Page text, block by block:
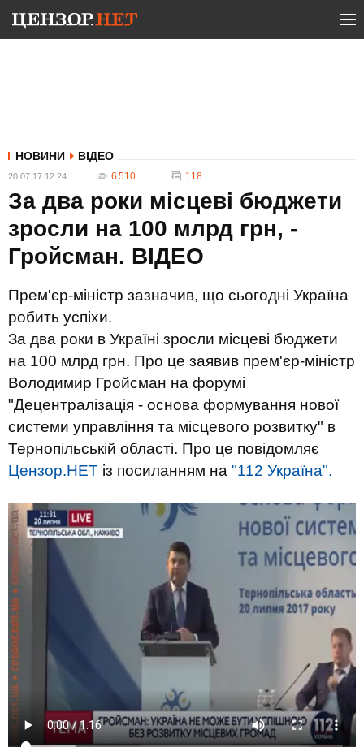
НОВИНИ ВІДЕО
20.07.17 12:24 6 510 118
За два роки місцеві бюджети
зросли на 100 млрд грн, -
Гройсман. ВIДЕО
Прем'єр-міністр зазначив, що сьогодні Україна
робить успіхи.
За два роки в Україні зросли місцеві бюджети
на 100 млрд грн. Про це заявив прем'єр-міністр
Володимир Гройсман на форумі
"Децентралізація - основа формування нової
системи управління та місцевого розвитку" в
Тернопільській області. Про це повідомляє
Цензор.НЕТ із посиланням на "112 Україна".